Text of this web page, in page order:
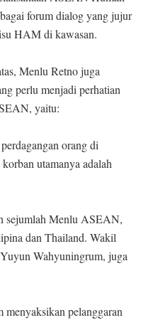
forum dialog yang jujur
HAM di kawasan.
Menlu Retno juga
perlu menjadi perhatian
yaitu:
orang di
utamanya adalah
sejumlah Menlu ASEAN,
dan Thailand. Wakil
Wahyuningrum, juga
pelanggaran